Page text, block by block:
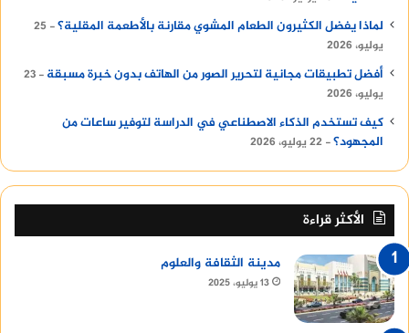
لماذا يفضل الكثيرون الطعام المشوي مقارنة بالأطعمة المقلية؟
25
يوليو، 2026
أفضل تطبيقات مجانية لتحرير الصور من الهاتف بدون خبرة مسبقة
23
يوليو، 2026
كيف تستخدم الذكاء الاصطناعي في الدراسة لتوفير ساعات من
المجهود؟ 22 يوليو، 2026
الأكثر قراءة
مدينة الثقافة والعلوم
13 يوليو، 2025